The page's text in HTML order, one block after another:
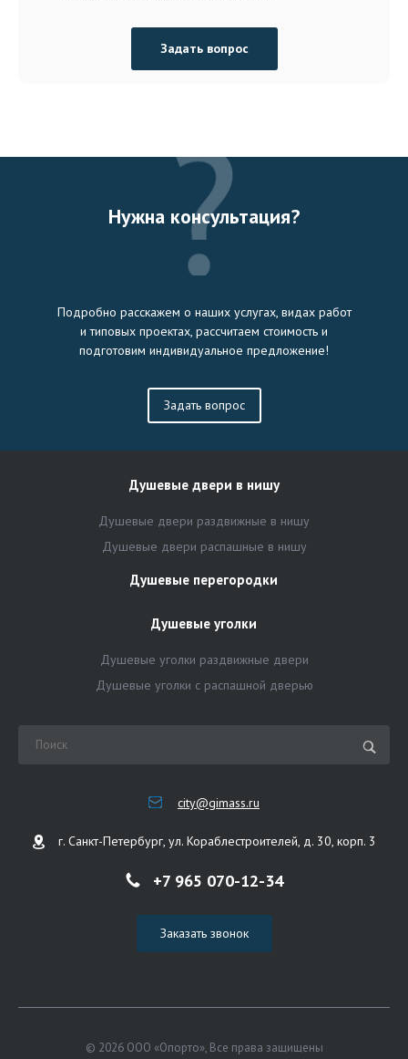
Задать вопрос
Нужна консультация?
Подробно расскажем о наших услугах, видах работ
и типовых проектах, рассчитаем стоимость и
подготовим индивидуальное предложение!
Задать вопрос
Душевые двери в нишу
Душевые двери раздвижные в нишу
Душевые двери распашные в нишу
Душевые перегородки
Душевые уголки
Душевые уголки раздвижные двери
Душевые уголки с распашной дверью
city@gimass.ru
г. Санкт-Петербург, ул. Кораблестроителей, д. 30, корп. 3
+7 965 070-12-34
Заказать звонок
© 2026 ООО «Опорто», Все права защищены